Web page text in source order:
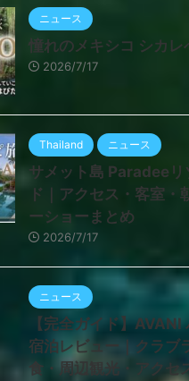
ニュース
憧れのメキシコ シカレ
2026/7/17
Thailand ニュース
サメット島 Paradeeリ
ド｜アクセス・客室・
ーショーまとめ
2026/7/17
ニュース
【完全ガイド】AVANI
宿泊レビュー｜クラブ
食・周辺観光・アクセ